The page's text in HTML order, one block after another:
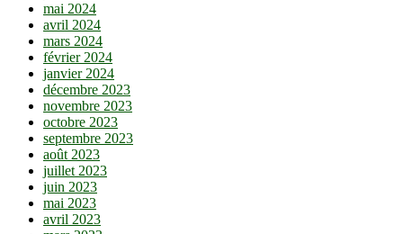
mai 2024
avril 2024
mars 2024
février 2024
janvier 2024
décembre 2023
novembre 2023
octobre 2023
septembre 2023
août 2023
juillet 2023
juin 2023
mai 2023
avril 2023